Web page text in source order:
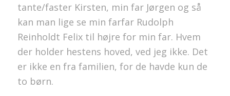
tante/faster Kirsten, min far Jørgen og så
kan man lige se min farfar Rudolph
Reinholdt Felix til højre for min far. Hvem
der holder hestens hoved, ved jeg ikke. Det
er ikke en fra familien, for de havde kun de
to børn.